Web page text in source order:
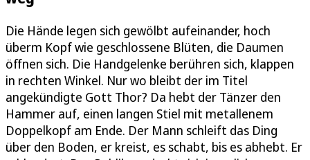
Die Hände legen sich gewölbt aufeinander, hoch
überm Kopf wie geschlossene Blüten, die Daumen
öffnen sich. Die Handgelenke berühren sich, klappen
in rechten Winkel. Nur wo bleibt der im Titel
angekündigte Gott Thor? Da hebt der Tänzer den
Hammer auf, einen langen Stiel mit metallenem
Doppelkopf am Ende. Der Mann schleift das Ding
über den Boden, er kreist, es schabt, bis es abhebt. Er